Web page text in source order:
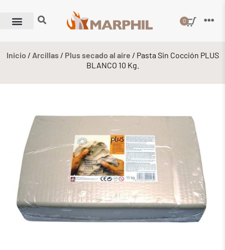
0
Inicio / Arcillas/ Plus secado al aire / Pasta Sin Cocción PLUS
BLANCO 10 Kg.